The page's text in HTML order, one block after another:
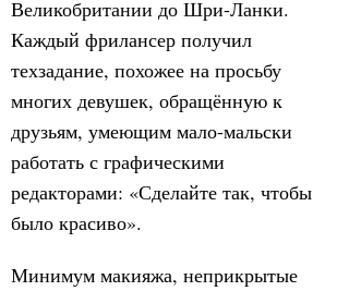
Великобритании до Шри-Ланки.
Каждый фрилансер получил
техзадание, похожее на просьбу
многих девушек, обращённую к
друзьям, умеющим мало-мальски
работать с графическими
редакторами: «Сделайте так, чтобы
было красиво».
Минимум макияжа, неприкрытые